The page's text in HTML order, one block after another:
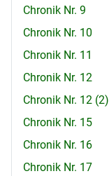
Chronik Nr. 9
Chronik Nr. 10
Chronik Nr. 11
Chronik Nr. 12
Chronik Nr. 12 (2)
Chronik Nr. 15
Chronik Nr. 16
Chronik Nr. 17